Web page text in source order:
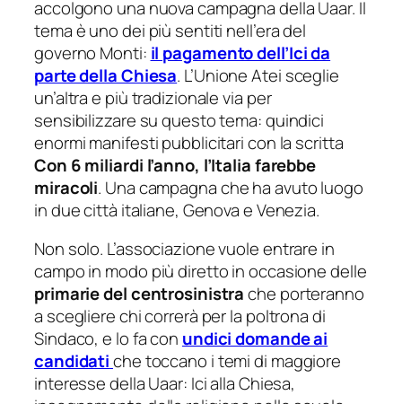
accolgono una nuova campagna della Uaar. Il
tema è uno dei più sentiti nell’era del
governo Monti: il pagamento dell’Ici da
parte della Chiesa. L’Unione Atei sceglie
un’altra e più tradizionale via per
sensibilizzare su questo tema: quindici
enormi manifesti pubblicitari con la scritta
Con 6 miliardi l’anno, l’Italia farebbe
miracoli. Una campagna che ha avuto luogo
in due città italiane, Genova e Venezia.
Non solo. L’associazione vuole entrare in
campo in modo più diretto in occasione delle
primarie del centrosinistrache porteranno
a scegliere chi correrà per la poltrona di
Sindaco, e lo fa con undici domande ai
candidatiche toccano i temi di maggiore
interesse della Uaar: Ici alla Chiesa,